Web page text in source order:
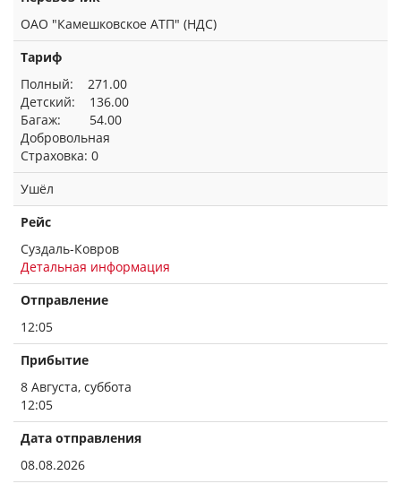
ОАО "Камешковское АТП" (НДС)
Тариф
Полный: 271.00
Детский: 136.00
Багаж: 54.00
Добровольная
Страховка: 0
Ушёл
Рейс
Суздаль-Ковров
Детальная информация
Отправление
12:05
Прибытие
8 Августа, суббота
12:05
Дата отправления
08.08.2026